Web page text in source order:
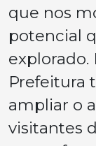
que nos
potencial
explorado.
Prefeitura
ampliar o
visitantes